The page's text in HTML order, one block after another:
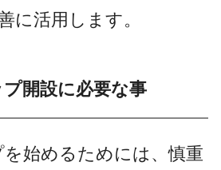
に活用します。
開設に必要な事
始めるためには、慎重